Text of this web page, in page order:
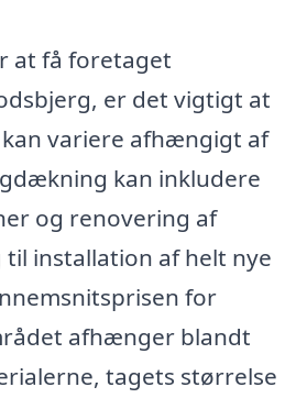
at få foretaget
er det vigtigt at
variere afhængigt af
kan inkludere
og renovering af
installation af helt nye
for
afhænger blandt
tagets størrelse